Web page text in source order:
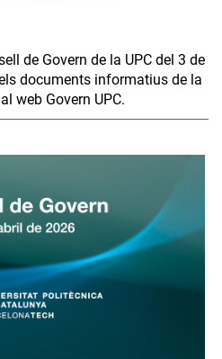
de Govern de la UPC del 3 de
documents informatius de la
web Govern UPC.